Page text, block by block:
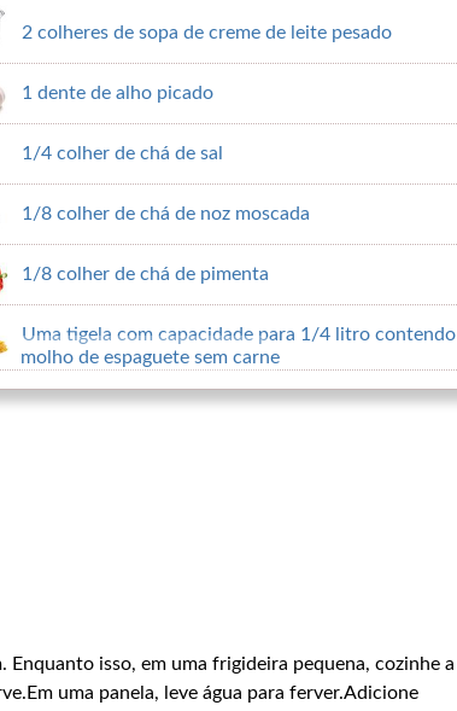
2 colheres de sopa de creme de leite pesado
1 dente de alho picado
1/4 colher de chá de sal
1/8 colher de chá de noz moscada
1/8 colher de chá de pimenta
Uma tigela com capacidade para 1/4 litro contendo
molho de espaguete sem carne
Enquanto isso, em uma frigideira pequena, cozinhe a
uma panela, leve água para ferver.Adicione